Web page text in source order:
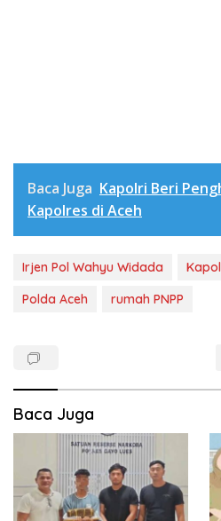
Baca Juga Kapolri Beri
Kapolres di Aceh
Irjen Pol Wahyu Widada
Polda Aceh
rumah PNPP
Baca Juga